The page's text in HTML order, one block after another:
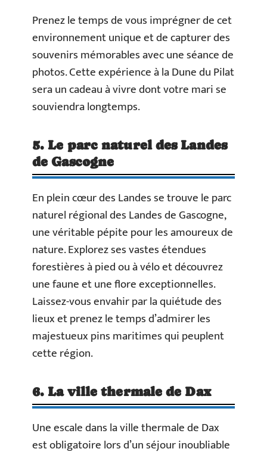
Prenez le temps de vous imprégner de cet
environnement unique et de capturer des
souvenirs mémorables avec une séance de
photos. Cette expérience à la Dune du Pilat
sera un cadeau à vivre dont votre mari se
souviendra longtemps.
5. Le parc naturel des Landes
de Gascogne
En plein cœur des Landes se trouve le parc
naturel régional des Landes de Gascogne,
une véritable pépite pour les amoureux de
nature. Explorez ses vastes étendues
forestières à pied ou à vélo et découvrez
une faune et une flore exceptionnelles.
Laissez-vous envahir par la quiétude des
lieux et prenez le temps d’admirer les
majestueux pins maritimes qui peuplent
cette région.
6. La ville thermale de Dax
Une escale dans la ville thermale de Dax
est obligatoire lors d’un séjour inoubliable